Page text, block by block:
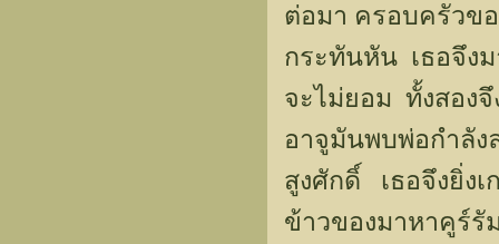
ต่อมา ครอบครัวข
กระทันหัน เธอจึง
จะไม่ยอม ทั้งสอง
อาจูมันพบพ่อกำลั
สูงศักดิ์ เธอจึงยิ่งเ
ข้าวของมาหาคูร์รั